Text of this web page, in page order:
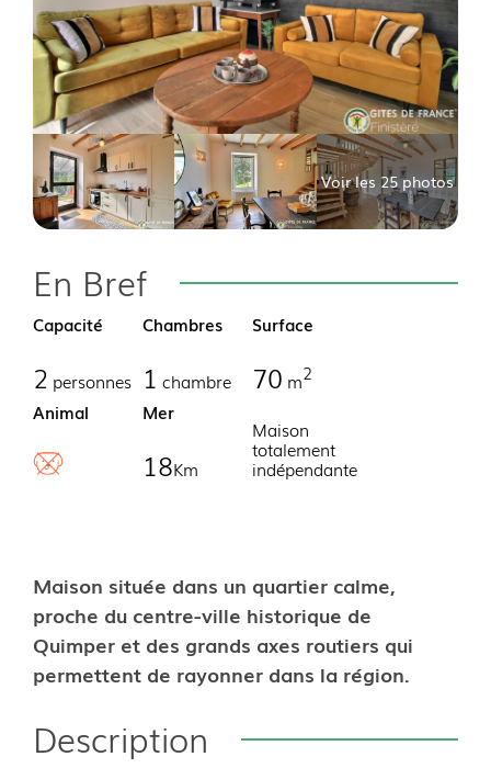
Voir les 25 photos
En Bref
Capacité
2 personnes
Chambres
1 chambre
Surface
70 m2
Animal
Mer
18Km
Maison
totalement
indépendante
Maison située dans un quartier calme,
proche du centre-ville historique de
Quimper et des grands axes routiers qui
permettent de rayonner dans la région.
Description